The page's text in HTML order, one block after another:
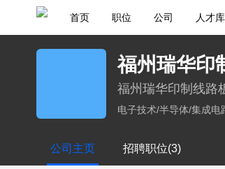
首页 职位 公司 人才库
福州瑞华印
福州瑞华印制线路
电子技术/半导体/集成电
公司主页 招聘职位(3)